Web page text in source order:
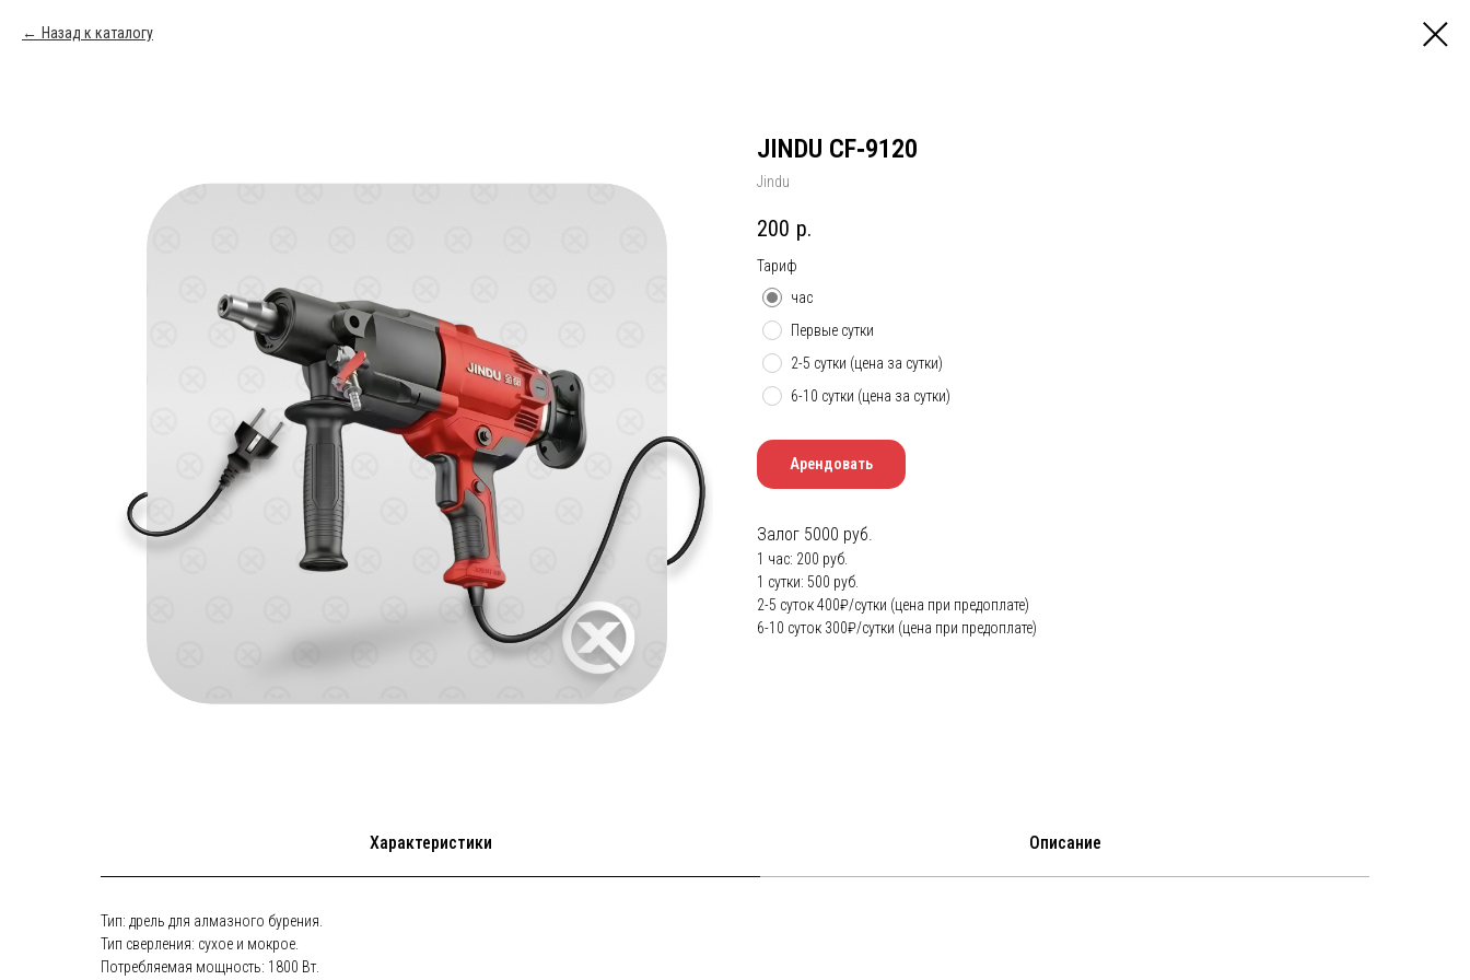
Назад к каталогу
JINDU CF‑9120
Jindu
200 р.
Тариф
час
Первые сутки
2-5 сутки (цена за сутки)
6-10 сутки (цена за сутки)
Арендовать
Залог 5000 руб.
1 час: 200 руб.
1 сутки: 500 руб.
2-5 суток 400₽/сутки (цена при предоплате)
6-10 суток 300₽/сутки (цена при предоплате)
Характеристики Описание
Тип: дрель для алмазного бурения.
Тип сверления: сухое и мокрое.
Потребляемая мощность: 1800 Вт.